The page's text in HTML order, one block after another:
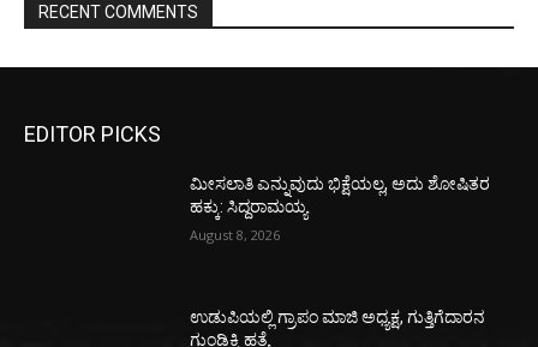
RECENT COMMENTS
EDITOR PICKS
ಮೀಸಲಾತಿ ಎನ್ನುವುದು ಭಿಕ್ಷೆಯಲ್ಲ, ಅದು ಶೋಷಿತರ
ಹಕ್ಕು: ಸಿದ್ದರಾಮಯ್ಯ
August 8, 2026
ಉಡುಪಿಯಲ್ಲಿ ಗ್ರಾಪಂ ಮಾಜಿ ಅಧ್ಯಕ್ಷ, ಗುತ್ತಿಗೆದಾರನ
ಗುಂಡಿಕ್ಕಿ ಹತ್ಯೆ